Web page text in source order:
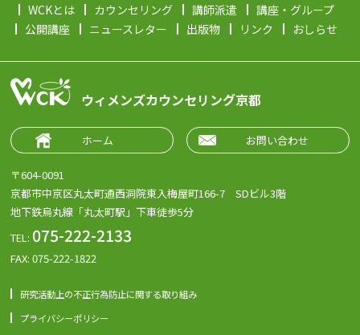
WCKとは カウンセリング 講師派遣
講座・グループ
公開講座
ニュースレター 出版物 リンク おしらせ
ウィメンズカウンセリング京都
ホーム お問い合わせ
〒604-0091
京都市中京区丸太町通西洞院東入梅屋町166-7 SDビル3階
地下鉄烏丸線「丸太町駅」下車徒歩5分
TEL: 075-222-2133
FAX: 075-222-1822
研究活動上の不正行為防止に関する取り組み
プライバシーポリシー